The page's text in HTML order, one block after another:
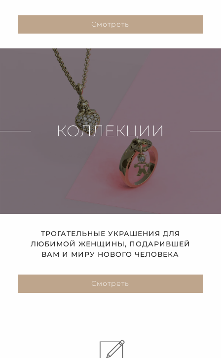
Смотреть
КОЛЛЕКЦИИ
ТРОГАТЕЛЬНЫЕ УКРАШЕНИЯ ДЛЯ
ЛЮБИМОЙ ЖЕНЩИНЫ, ПОДАРИВШЕЙ
ВАМ И МИРУ НОВОГО ЧЕЛОВЕКА
Смотреть